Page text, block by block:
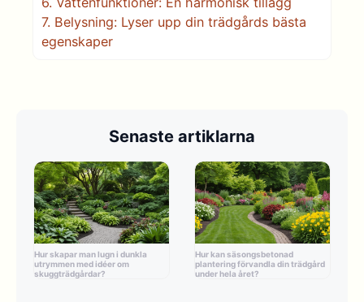
7. Belysning: Lyser upp din trädgårds bästa
egenskaper
Senaste artiklarna
Hur skapar man lugn i dunkla
utrymmen med idéer om
skuggträdgårdar?
Hur kan säsongsbetonad
plantering förvandla din trädgård
under hela året?